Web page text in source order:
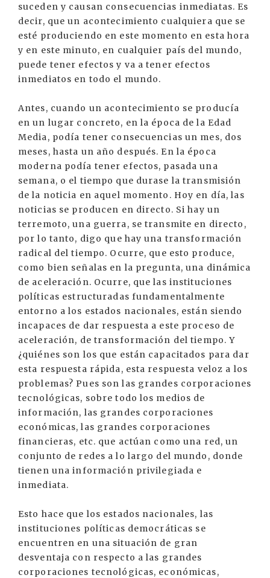
suceden y causan consecuencias inmediatas. Es
decir, que un acontecimiento cualquiera que se
esté produciendo en este momento en esta hora
y en este minuto, en cualquier país del mundo,
puede tener efectos y va a tener efectos
inmediatos en todo el mundo.
Antes, cuando un acontecimiento se producía
en un lugar concreto, en la época de la Edad
Media, podía tener consecuencias un mes, dos
meses, hasta un año después. En la época
moderna podía tener efectos, pasada una
semana, o el tiempo que durase la transmisión
de la noticia en aquel momento. Hoy en día, las
noticias se producen en directo. Si hay un
terremoto, una guerra, se transmite en directo,
por lo tanto, digo que hay una transformación
radical del tiempo. Ocurre, que esto produce,
como bien señalas en la pregunta, una dinámica
de aceleración. Ocurre, que las instituciones
políticas estructuradas fundamentalmente
entorno a los estados nacionales, están siendo
incapaces de dar respuesta a este proceso de
aceleración, de transformación del tiempo. Y
¿quiénes son los que están capacitados para dar
esta respuesta rápida, esta respuesta veloz a los
problemas? Pues son las grandes corporaciones
tecnológicas, sobre todo los medios de
información, las grandes corporaciones
económicas, las grandes corporaciones
financieras, etc. que actúan como una red, un
conjunto de redes a lo largo del mundo, donde
tienen una información privilegiada e
inmediata.
Esto hace que los estados nacionales, las
instituciones políticas democráticas se
encuentren en una situación de gran
desventaja con respecto a las grandes
corporaciones tecnológicas, económicas,